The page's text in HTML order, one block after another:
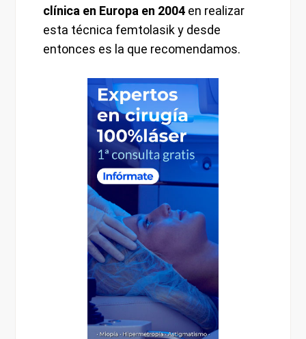
clínica en Europa en 2004 en realizar
esta técnica femtolasik y desde
entonces es la que recomendamos.